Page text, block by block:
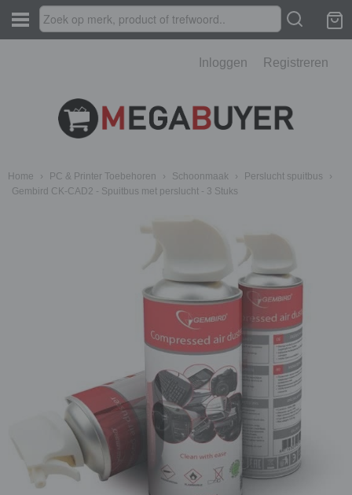
Inloggen Registreren
Home › PC & Printer Toebehoren › Schoonmaak › Perslucht spuitbus
›
Gembird CK-CAD2 - Spuitbus met perslucht - 3 Stuks